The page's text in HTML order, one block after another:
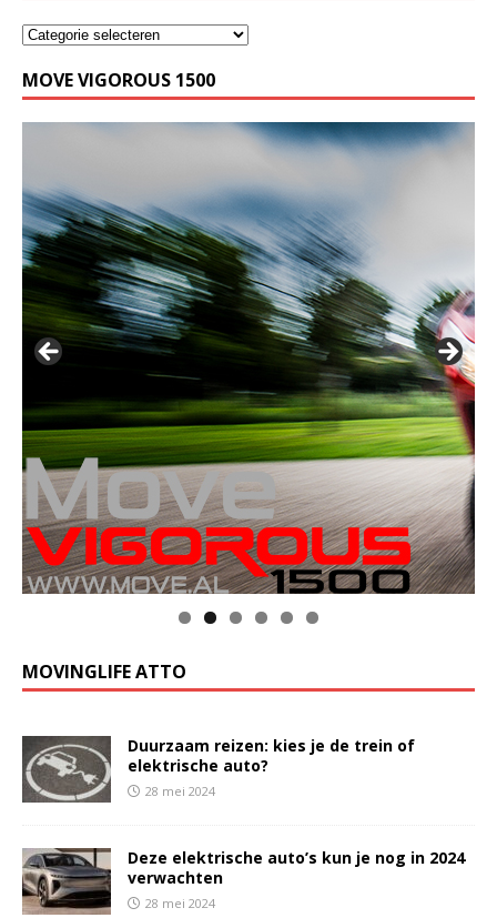
MOVE VIGOROUS 1500
MOVINGLIFE ATTO
Duurzaam reizen: kies je de trein of
elektrische auto?
28 mei 2024
Deze elektrische auto’s kun je nog in 2024
verwachten
28 mei 2024